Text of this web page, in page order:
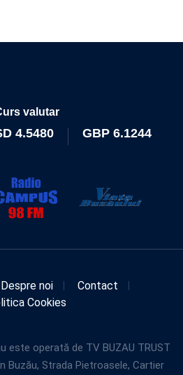
valutar
4.5480 GBP 6.1244
Despre noi
Contact
Cookies
este operată de TV BUZAU TRUST
Buzău, Strada Pietroasele, Cartier